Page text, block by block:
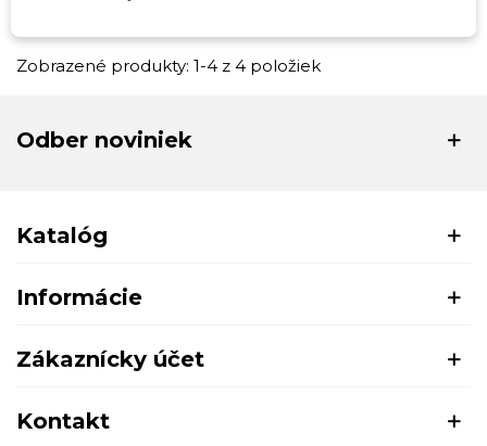
Zobrazené produkty: 1-4 z 4 položiek
Odber noviniek
Katalóg
Informácie
Zákaznícky účet
Kontakt